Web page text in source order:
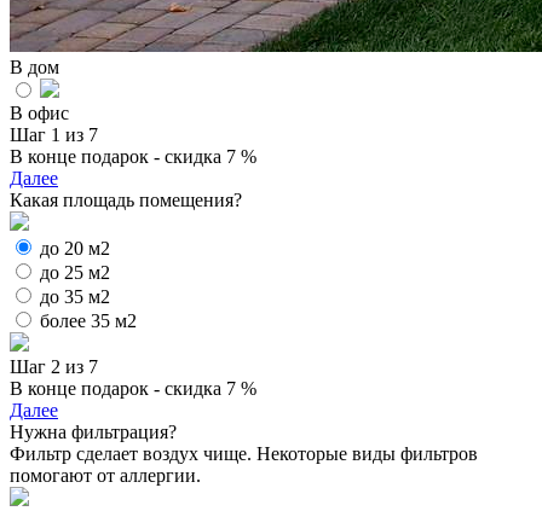
В дом
В офис
Шаг 1 из 7
В конце подарок - скидка 7 %
Далее
Какая площадь помещения?
до 20 м2
до 25 м2
до 35 м2
более 35 м2
Шаг 2 из 7
В конце подарок - скидка 7 %
Далее
Нужна фильтрация?
Фильтр сделает воздух чище. Некоторые виды фильтров
помогают от аллергии.